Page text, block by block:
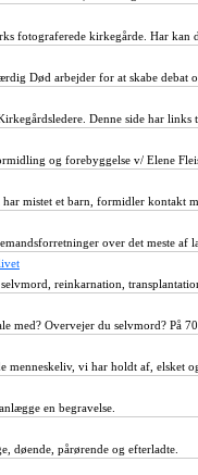
fotograferede kirkegårde. Har kan
Død arbejder for at skabe debat
Denne side har
og forebyggelse v/ Elene
mistet et barn, formidler kontakt
over det meste af
reinkarnation,
med? Overvejer du selvmord? På
menneskeliv, vi har holdt af, elsket
en begravelse.
døende, pårørende og efterladte.